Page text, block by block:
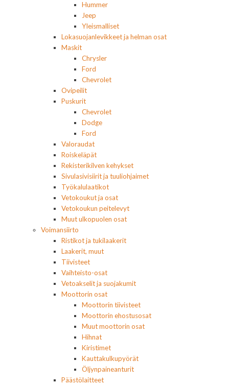
Hummer
Jeep
Yleismalliset
Lokasuojanlevikkeet ja helman osat
Maskit
Chrysler
Ford
Chevrolet
Ovipeilit
Puskurit
Chevrolet
Dodge
Ford
Valoraudat
Roiskeläpät
Rekisterikilven kehykset
Sivulasivisiirit ja tuuliohjaimet
Työkalulaatikot
Vetokoukut ja osat
Vetokoukun peitelevyt
Muut ulkopuolen osat
Voimansiirto
Ristikot ja tukilaakerit
Laakerit, muut
Tiivisteet
Vaihteisto-osat
Vetoakselit ja suojakumit
Moottorin osat
Moottorin tiivisteet
Moottorin ehostusosat
Muut moottorin osat
Hihnat
Kiristimet
Kauttakulkupyörät
Öljynpaineanturit
Päästölaitteet